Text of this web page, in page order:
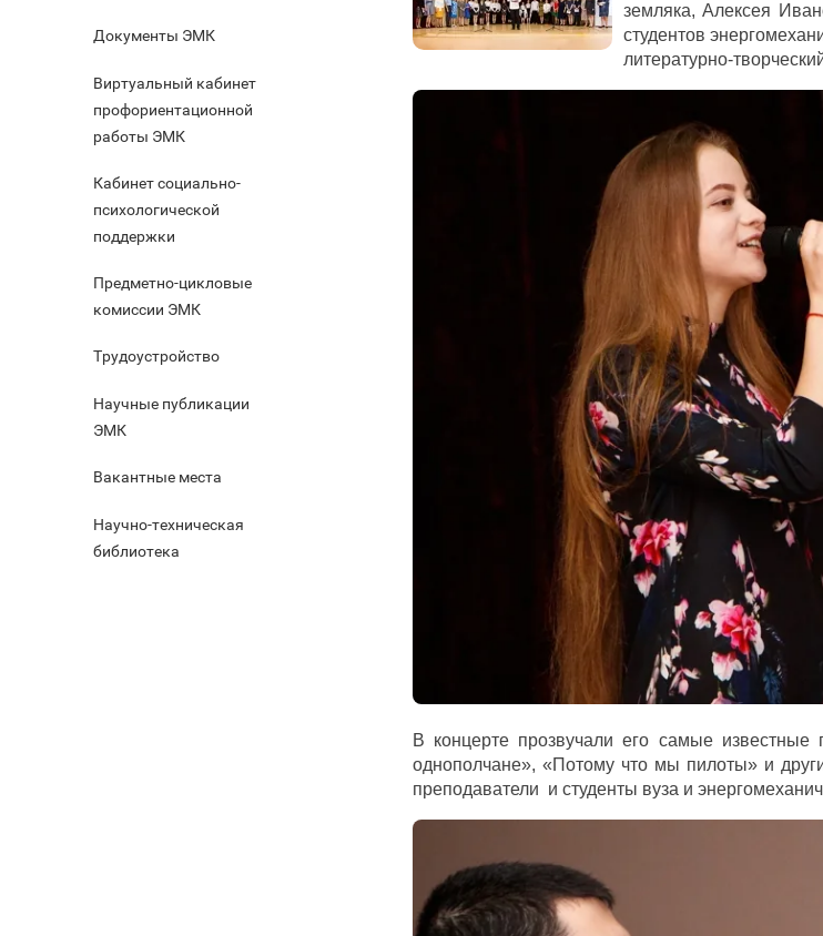
Документы ЭМК
Виртуальный кабинет
профориентационной
работы ЭМК
Кабинет социально-
психологической
поддержки
Предметно-цикловые
комиссии ЭМК
Трудоустройство
Научные публикации
ЭМК
Вакантные места
Научно-техническая
библиотека
земляка, Алексея
студентов
литературно-
В концерте прозвучали его самые
однополчане», «Потому что мы пилоты» и
преподаватели и студенты вуза и